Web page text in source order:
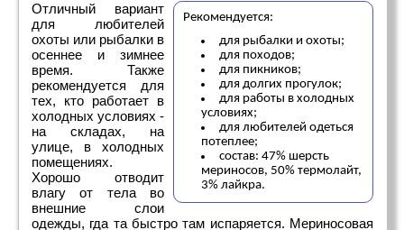
Рекомендуется:
для рыбалки и охоты;
для походов;
для пикников;
для долгих прогулок;
для работы в холодных
условиях;
для любителей одеться
потеплее;
состав: 47% шерсть
мериносов, 50% термолайт,
3% лайкра.
Отличный вариант
для любителей
охоты или рыбалки в
осеннее и зимнее
время. Также
рекомендуется для
тех, кто работает в
холодных условиях -
на складах, на
улице, в холодных
помещениях.
Хорошо отводит
влагу от тела во
внешние слои
одежды, гда та быстро там испаряется. Мериносовая